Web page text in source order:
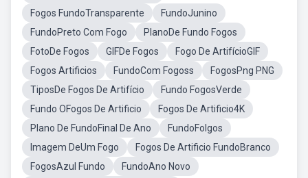
Fogos FundoTransparente
FundoJunino
FundoPreto Com Fogo
PlanoDe Fundo Fogos
FotoDe Fogos
GIFDe Fogos
Fogo De ArtifícioGIF
Fogos Artificios
FundoCom Fogoss
FogosPng PNG
TiposDe Fogos De Artifício
Fundo FogosVerde
Fundo OFogos De Artificio
Fogos De Artificio4K
Plano De FundoFinal De Ano
FundoFolgos
Imagem DeUm Fogo
Fogos De Artificio FundoBranco
FogosAzul Fundo
FundoAno Novo